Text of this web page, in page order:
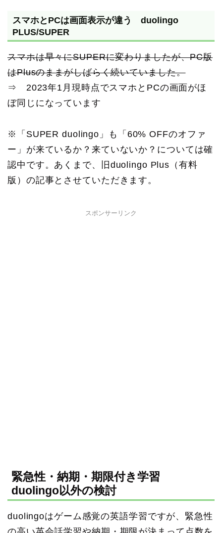
スマホとPCは画面表示が違う duolingo
PLUS/SUPER
スマホは早々にSUPERに変わりましたが、PC版
はPlusのままがしばらく続いていました。
⇒ 2023年1月現時点でスマホとPCの画面がほ
ぼ同じになっています
※「SUPER duolingo」も「60% OFFのオファ
ー」が来ているか？来ていないか？については確
認中です。あくまで、旧duolingo Plus（有料
版）の記事とさせていただきます。
スポンサーリンク
緊急性・納期・期限付き学習
duolingo以外の検討
duolingoはゲーム感覚の英語学習ですが、緊急性